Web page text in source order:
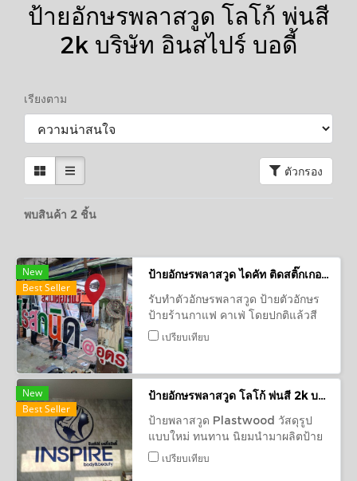
ป้ายอักษรพลาสวูด โลโก้ พ่นสี
2k บริษัท อินสไปร์ บอดี้
เรียงตาม
ตัวกรอง
พบสินค้า 2 ชิ้น
New
Best Seller
ป้ายอักษรพลาสวูด ไดคัท ติดสติ๊กเกอร์ ป้ายร้านคาแฟ่
รับทำตัวอักษรพลาสวูด ป้ายตัวอักษร
ป้ายร้านกาแฟ คาเฟ่ โดยปกติแล้วสี
ของเนื้อวัสดุพลาสวูดจะเป็นสีขาว ติด
เปรียบเทียบ
New
Best Seller
ป้ายอักษรพลาสวูด โลโก้ พ่นสี 2k บริษัท อินสไปร์ บอดี้&บิ้วตี้
ป้ายพลาสวูด Plastwood วัสดุรูป
แบบใหม่ ทนทาน นิยมนำมาผลิตป้าย
ป้ายตัวอักษร ป้ายตัวอักษรนูน ป้ายพื้น
เปรียบเทียบ